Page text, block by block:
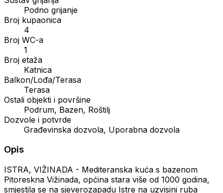
Podno grijanje
Broj kupaonica
4
Broj WC-a
1
Broj etaža
Katnica
Balkon/Lođa/Terasa
Terasa
Ostali objekti i površine
Podrum, Bazen, Roštilj
Dozvole i potvrde
Građevinska dozvola, Uporabna dozvola
Opis
ISTRA, VIŽINADA - Mediteranska kuća s bazenom
Pitoreskna Vižinada, općina stara više od 1000 godina,
smjestila se na sjeverozapadu Istre na uzvisini ruba